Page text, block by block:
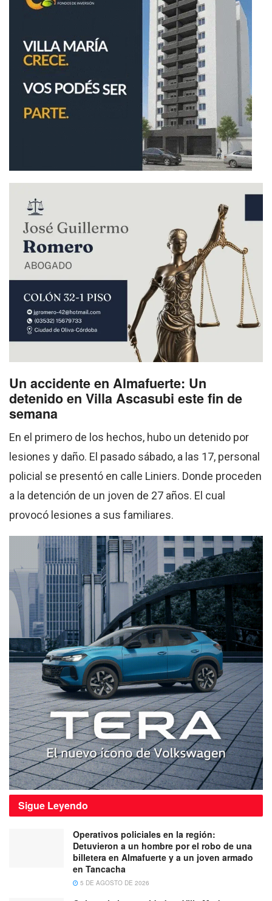
Un accidente en Almafuerte: Un
detenido en Villa Ascasubi este fin de
semana
En el primero de los hechos, hubo un detenido por
lesiones y daño. El pasado sábado, a las 17, personal
policial se presentó en calle Liniers. Donde proceden
a la detención de un joven de 27 años. El cual
provocó lesiones a sus familiares.
Sigue Leyendo
Operativos policiales en la región:
Detuvieron a un hombre por el robo de una
billetera en Almafuerte y a un joven armado
en Tancacha
5 DE AGOSTO DE 2026